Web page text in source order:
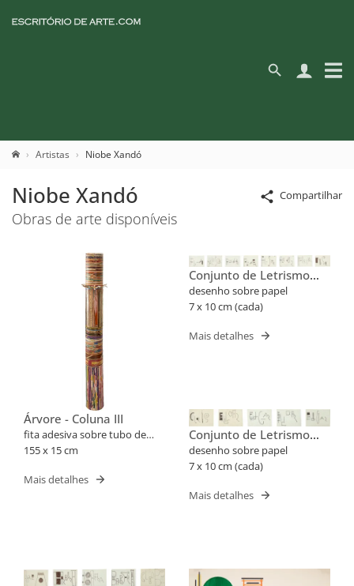
Artistas Niobe Xandó
Compartilhar
Niobe Xandó
Obras de arte disponíveis
Árvore - Coluna III
fita adesiva sobre tubo de
PVC
155 x 15 cm
Mais detalhes
Conjunto de Letrismo
Para Nomes Próprios
(Flusser)
desenho sobre papel
7 x 10 cm (cada)
Mais detalhes
Conjunto de Letrismo
Para Nomes Próprios
(Cris, Edgar)
desenho sobre papel
7 x 10 cm (cada)
Mais detalhes